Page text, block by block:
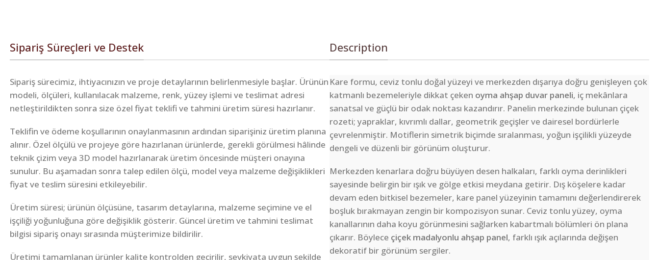
Sipariş Süreçleri ve Destek
Sipariş sürecimiz, ihtiyacınızın ve proje detaylarının belirlenmesiyle başlar. Ürünün
modeli, ölçüleri, kullanılacak malzeme, renk, yüzey işlemi ve teslimat adresi
netleştirildikten sonra size özel fiyat teklifi ve tahmini üretim süresi hazırlanır.
Teklifin ve ödeme koşullarının onaylanmasının ardından siparişiniz üretim planına
alınır. Özel ölçülü ve projeye göre hazırlanan ürünlerde, gerekli görülmesi hâlinde
teknik çizim veya 3D model hazırlanarak üretim öncesinde müşteri onayına
sunulur. Bu aşamadan sonra talep edilen ölçü, model veya malzeme değişiklikleri
fiyat ve teslim süresini etkileyebilir.
Üretim süresi; ürünün ölçüsüne, tasarım detaylarına, malzeme seçimine ve el
işçiliği yoğunluğuna göre değişiklik gösterir. Güncel üretim ve tahmini teslimat
bilgisi sipariş onayı sırasında müşterimize bildirilir.
Üretimi tamamlanan ürünler kalite kontrolden geçirilir, sevkiyata uygun şekilde
Description
Kare formu, ceviz tonlu doğal yüzeyi ve merkezden dışarıya doğru genişleyen çok
katmanlı bezemeleriyle dikkat çeken oyma ahşap duvar paneli, iç mekânlara
sanatsal ve güçlü bir odak noktası kazandırır. Panelin merkezinde bulunan çiçek
rozeti; yapraklar, kıvrımlı dallar, geometrik geçişler ve dairesel bordürlerle
çevrelenmiştir. Motiflerin simetrik biçimde sıralanması, yoğun işçilikli yüzeyde
dengeli ve düzenli bir görünüm oluşturur.
Merkezden kenarlara doğru büyüyen desen halkaları, farklı oyma derinlikleri
sayesinde belirgin bir ışık ve gölge etkisi meydana getirir. Dış köşelere kadar
devam eden bitkisel bezemeler, kare panel yüzeyinin tamamını değerlendirerek
boşluk bırakmayan zengin bir kompozisyon sunar. Ceviz tonlu yüzey, oyma
kanallarının daha koyu görünmesini sağlarken kabartmalı bölümleri ön plana
çıkarır. Böylece çiçek madalyonlu ahşap panel, farklı ışık açılarında değişen
dekoratif bir görünüm sergiler.